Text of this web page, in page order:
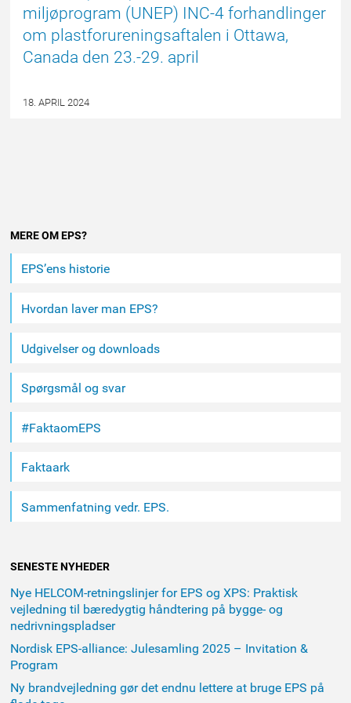
miljøprogram (UNEP) INC-4 forhandlinger
om plastforureningsaftalen i Ottawa,
Canada den 23.-29. april
18. APRIL 2024
Andet
indhold
MERE OM EPS?
EPS’ens historie
Hvordan laver man EPS?
Udgivelser og downloads
Spørgsmål og svar
#FaktaomEPS
Faktaark
Sammenfatning vedr. EPS.
SENESTE NYHEDER
Nye HELCOM-retningslinjer for EPS og XPS: Praktisk
vejledning til bæredygtig håndtering på bygge- og
nedrivningspladser
Nordisk EPS-alliance: Julesamling 2025 – Invitation &
Program
Ny brandvejledning gør det endnu lettere at bruge EPS på